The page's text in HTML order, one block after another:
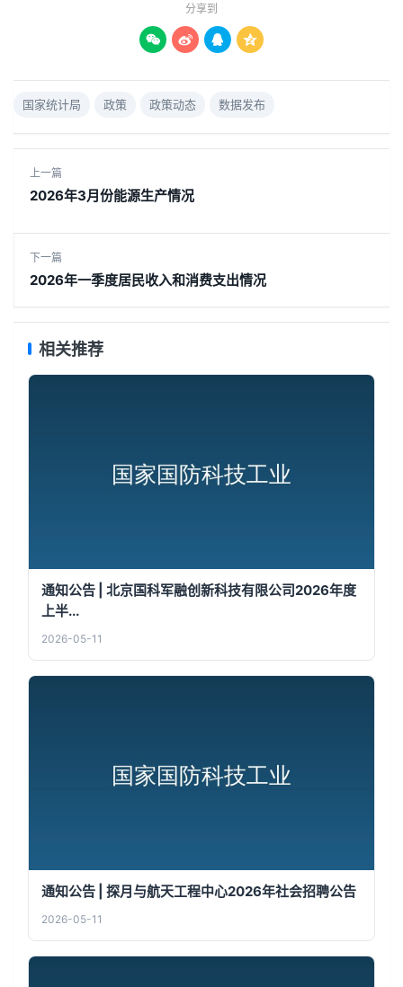
分享到
   
国家统计局 政策 政策动态 数据发布
上一篇
2026年3月份能源生产情况
下一篇
2026年一季度居民收入和消费支出情况
相关推荐
通知公告 | 北京国科军融创新科技有限公司2026年度
上半...
2026-05-11
通知公告 | 探月与航天工程中心2026年社会招聘公告
2026-05-11